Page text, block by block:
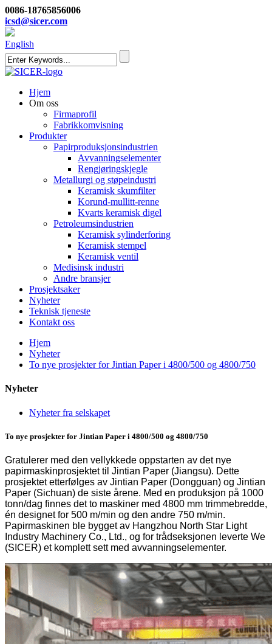
0086-18765856006
icsd@sicer.com
English
Hjem
Om oss
Firmaprofil
Fabrikkomvisning
Produkter
Papirproduksjonsindustrien
Avvanningselementer
Rengjøringskjegle
Metallurgi og støpeindustri
Keramisk skumfilter
Korund-mullitt-renne
Kvarts keramisk digel
Petroleumsindustrien
Keramisk sylinderforing
Keramisk stempel
Keramisk ventil
Medisinsk industri
Andre bransjer
Prosjektsaker
Nyheter
Teknisk tjeneste
Kontakt oss
Hjem
Nyheter
To nye prosjekter for Jintian Paper i 4800/500 og 4800/750
Nyheter
Nyheter fra selskapet
To nye prosjekter for Jintian Paper i 4800/500 og 4800/750
Gratulerer med den vellykkede oppstarten av det nye
papirmaskinprosjektet til Jintian Paper (Jiangsu). Dette
prosjektet etterfølges av Jintian Paper (Dongguan) og Jintian
Paper (Sichuan) de siste årene. Med en produksjon på 1000
tonn/dag finnes det to maskiner med 4800 mm trimmebredde,
én designet for 500 m/min og den andre 750 m/min.
Papirmaskinen ble bygget av Hangzhou North Star Light
Industry Machinery Co., Ltd., og for trådseksjonen leverte We
(SICER) et komplett sett med avvanningselementer.